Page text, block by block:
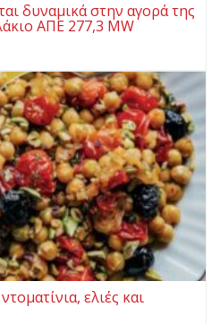
δυναμικά στην αγορά της
ΑΠΕ 277,3 MW
ελιές και